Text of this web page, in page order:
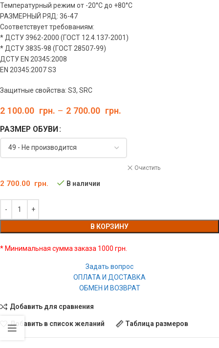
Температурный режим от -20°С до +80°С
РАЗМЕРНЫЙ РЯД: 36-47
Соответствует требованиям:
* ДСТУ 3962-2000 (ГОСТ 12.4.137-2001)
* ДСТУ 3835-98 (ГОСТ 28507-99)
ДСТУ EN 20345:2008
EN 20345:2007 S3
Защитные свойства: S3, SRC
2 100.00 грн. – 2 700.00 грн.
РАЗМЕР ОБУВИ
Очистить
2 700.00 грн. В наличии
В КОРЗИНУ
* Минимальная сумма заказа 1000 грн.
Задать вопрос
ОПЛАТА И ДОСТАВКА
ОБМЕН И ВОЗВРАТ
Добавить для сравнения
Добавить в список желаний Таблица размеров